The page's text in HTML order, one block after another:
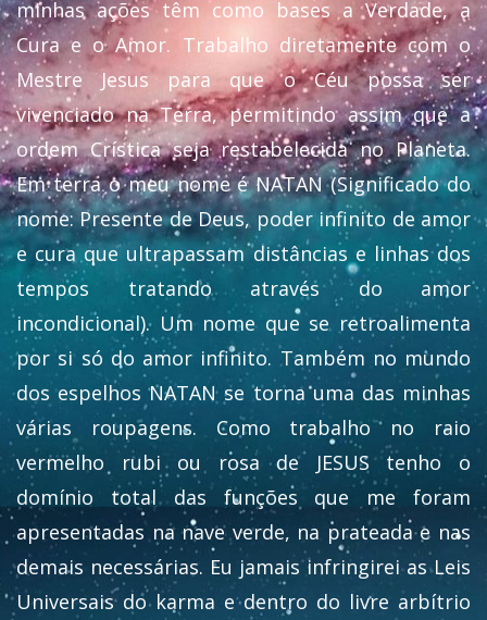
minhas ações têm como bases a Verdade, a
Cura e o Amor. Trabalho diretamente com o
Mestre Jesus para que o Céu possa ser
vivenciado na Terra, permitindo assim que a
ordem Crística seja restabelecida no Planeta.
Em terra o meu nome é NATAN (Significado do
nome: Presente de Deus, poder infinito de amor
e cura que ultrapassam distâncias e linhas dos
tempos tratando através do amor
incondicional). Um nome que se retroalimenta
por si só do amor infinito. Também no mundo
dos espelhos NATAN se torna uma das minhas
várias roupagens. Como trabalho no raio
vermelho rubi ou rosa de JESUS tenho o
domínio total das funções que me foram
apresentadas na nave verde, na prateada e nas
demais necessárias. Eu jamais infringirei as Leis
Universais do karma e dentro do livre arbítrio